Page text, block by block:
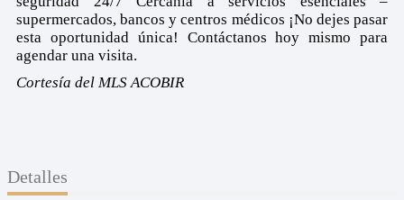
supermercados, bancos y centros médicos ¡No dejes pasar
esta oportunidad única! Contáctanos hoy mismo para
agendar una visita.
Cortesía del MLS ACOBIR
Detalles